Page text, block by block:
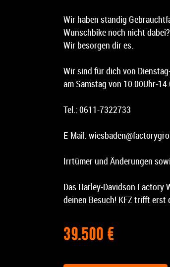
Wir haben ständig
Wunschbike noch nicht
Wir besorgen dir es.
Wir sind für dich von
am Samstag von 10.00Uhr-
Tel.: 0611-7322733
E-Mail:
Irrtümer und Änderungen
Das Harley-Davidson Factory
deinen Besuch! KFZ trifft erst
39.500 €